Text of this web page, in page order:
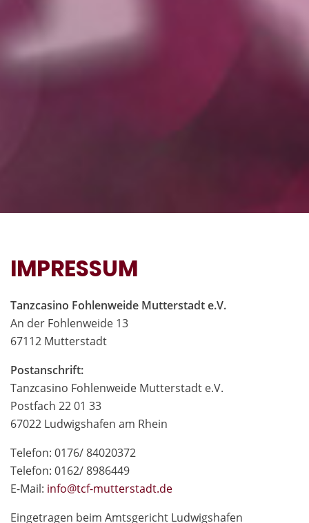
IMPRESSUM
Tanzcasino Fohlenweide Mutterstadt e.V.
An der Fohlenweide 13
67112 Mutterstadt
Postanschrift:
Tanzcasino Fohlenweide Mutterstadt e.V.
Postfach 22 01 33
67022 Ludwigshafen am Rhein
Telefon: 0176/ 84020372
Telefon: 0162/ 8986449
E-Mail: info@tcf-mutterstadt.de
Eingetragen beim Amtsgericht Ludwigshafen